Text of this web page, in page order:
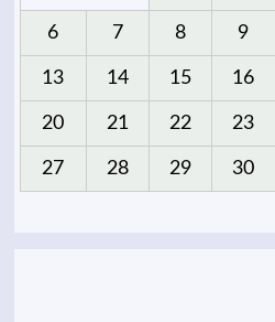
6 7 8 9
13 14 15 16
20 21 22 23
27 28 29 30